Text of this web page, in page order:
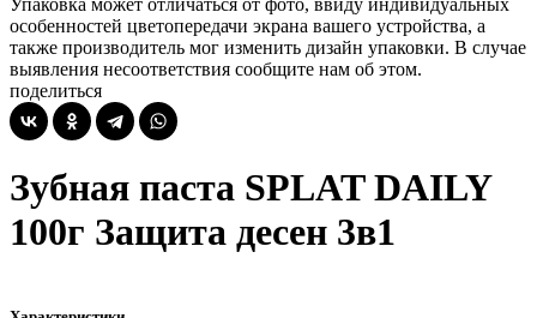
Упаковка может отличаться от фото, ввиду индивидуальных
особенностей цветопередачи экрана вашего устройства, а
также производитель мог изменить дизайн упаковки. В случае
выявления несоответствия сообщите нам об этом.
поделиться
Зубная паста SPLAT DAILY
100г Защита десен 3в1